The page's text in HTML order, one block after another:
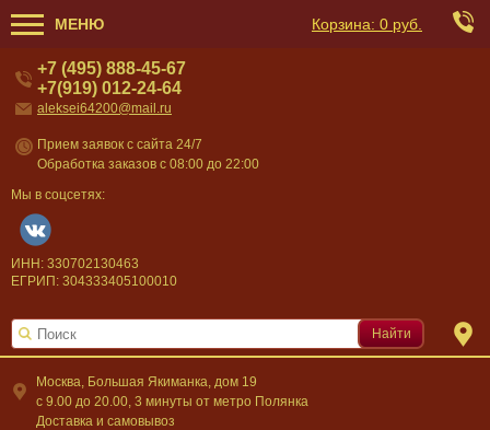
МЕНЮ Корзина: 0 руб.
Москва, Большая Якиманка, дом 19
c 9.00 до 20.00, 3 минуты от метро Полянка
Доставка и самовывоз
+7 (495) 888-45-67
+7(919) 012-24-64
aleksei64200@mail.ru
Прием заявок с сайта 24/7
Обработка заказов с 08:00 до 22:00
Мы в соцсетях:
ИНН: 330702130463
ЕГРИП: 304333405100010
Найти